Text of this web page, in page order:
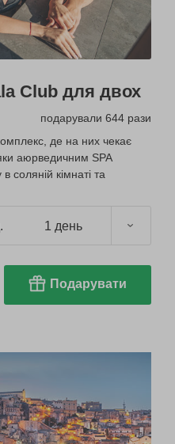
Club для двох
подарували 644 рази
де на них чекає
аюрведичним SPA
соляній кімнаті та
1 день
Подарувати